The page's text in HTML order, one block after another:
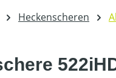
Heckenscheren